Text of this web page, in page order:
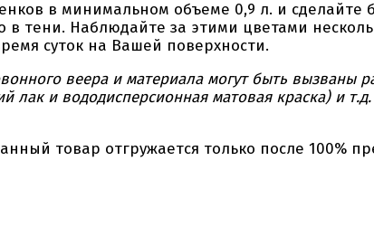
в минимальном объеме 0,9 л. и сделайте
в тени. Наблюдайте за этими цветами
суток на Вашей поверхности.
веера и материала могут быть вызваны
лак и вододисперсионная матовая краска) и
товар отгружается только после 100%